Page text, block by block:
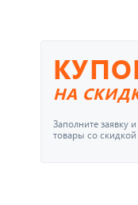
НА
Заполните заявку
товары со